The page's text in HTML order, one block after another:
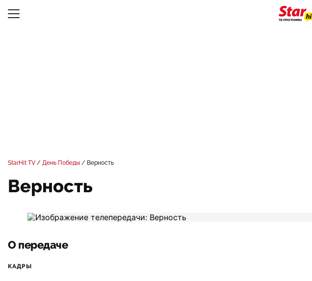
StarHit TV День Победы Верность
Верность
О передаче
КАДРЫ